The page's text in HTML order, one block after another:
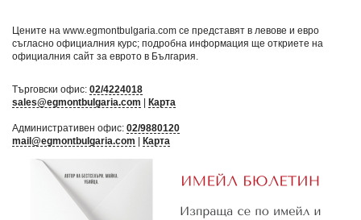
Цените на www.egmontbulgaria.com се представят в левове и евро
съгласно официалния курс; подробна информация ще откриете на
официалния сайт за еврото в България
Търговски офис: 02/4224018
sales@egmontbulgaria.com
Карта
Административен офис: 02/9880120
mail@egmontbulgaria.com
Карта